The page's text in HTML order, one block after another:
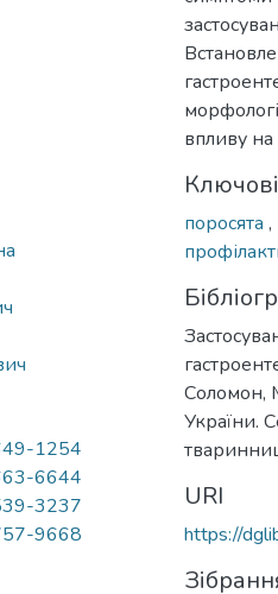
1254
6644
3237
9668
впливу
поросята ,
Соломон,
України.
URI
https://